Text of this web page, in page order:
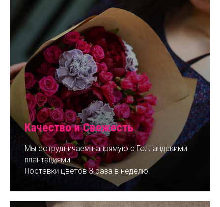
Качество и Свежесть
Мы сотрудничаем напрямую с Голландскими
плантациями
Поставки цветов 3 раза в неделю.